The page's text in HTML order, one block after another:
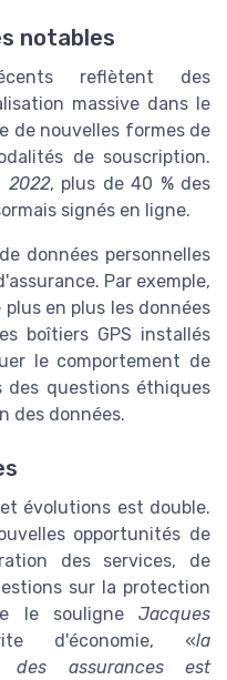
notables
reflètent des
massive dans le
de nouvelles formes de
de souscription.
2022, plus de 40 % des
signés en ligne.
données personnelles
Par exemple,
en plus les données
boîtiers GPS installés
le comportement de
des questions éthiques
des données.
évolutions est double.
opportunités de
des services, de
sur la protection
le souligne Jacques
d'économie, «la
des assurances est